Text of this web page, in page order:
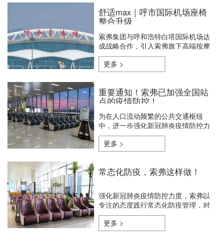
舒适max｜呼市国际机场座椅
整合升级
索弗集团与呼和浩特白塔国际机场达
成战略合作，引入索弗旗下高端按摩
座椅，对候机区进行座椅整合升级。
更多 >
重要通知！索弗已加强全国站
点的疫情防控！
为在人口流动频繁的公共交通枢纽
中，进一步强化新冠肺炎疫情防控力
度，索弗第一时间作出了疫情防控工
作，提高政策措施的契合度。
更多 >
常态化防疫，索弗这样做！
强化新冠肺炎疫情防控力度，索弗以
专注的态度践行常态化防疫管理，对
共享按摩椅进行全方位、精细化、无
死角的消毒清洁工作。
更多 >